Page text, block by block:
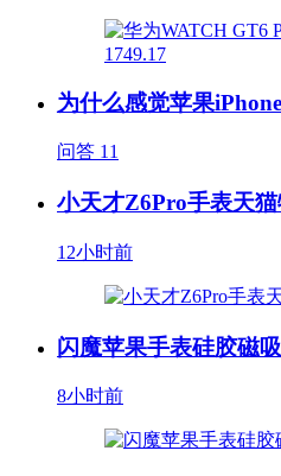
为什么感觉苹果
问答 11
小天才Z6Pro手表天
12小时前
闪魔苹果手表硅胶磁
8小时前